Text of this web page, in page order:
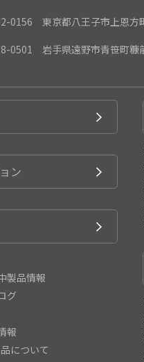
0156 東京都八王子市上恩方
0501 岩手県遠野市青笹町
ン
製品情報
グ
報
について